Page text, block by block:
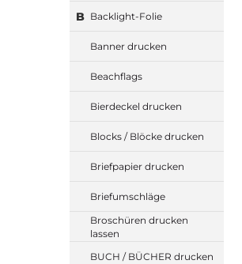
B Backlight-Folie
Banner drucken
Beachflags
Bierdeckel drucken
Blocks / Blöcke drucken
Briefpapier drucken
Briefumschläge
Broschüren drucken
lassen
BUCH / BÜCHER drucken